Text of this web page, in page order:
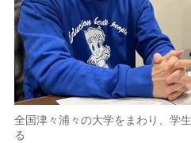
全国津々浦々の大学をまわり、学
る